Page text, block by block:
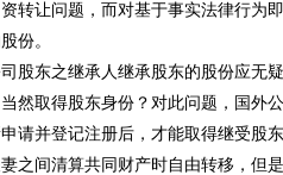
转让问题，而对基于事实法律行为
份。
股东之继承人继承股东的股份应无
然取得股东身份？对此问题，国外
请并登记注册后，才能取得继受股
之间清算共同财产时自由转移，但